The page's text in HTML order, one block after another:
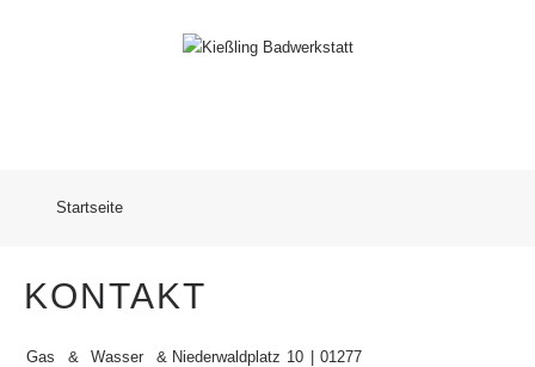
Startseite
KONTAKT
Gas & Wasser & Niederwaldplatz 10 | 01277